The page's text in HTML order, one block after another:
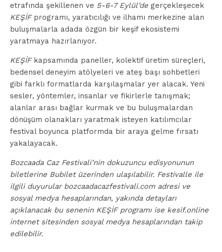
etrafında şekillenen ve 5-6-7 Eylül’de gerçekleşecek
KEŞİFprogramı, yaratıcılığı ve ilhamı merkezine alan
buluşmalarla adada özgün bir keşif ekosistemi
yaratmaya hazırlanıyor.
KEŞİFkapsamında paneller, kolektif üretim süreçleri,
bedensel deneyim atölyeleri ve ateş başı sohbetleri
gibi farklı formatlarda karşılaşmalar yer alacak. Yeni
sesler, yöntemler, insanlar ve fikirlerle tanışmak;
alanlar arası bağlar kurmak ve bu buluşmalardan
dönüşüm olanakları yaratmak isteyen katılımcılar
festival boyunca platformda bir araya gelme fırsatı
yakalayacak.
Bozcaada Caz Festivali’nin dokuzuncu edisyonunun
biletlerine Bubilet üzerinden ulaşılabilir. Festivalle ile
ilgili duyurular bozcaadacazfestivali.com adresi ve
sosyal medya hesaplarından, yakında detayları
açıklanacak bu senenin KEŞİF programı ise kesif.online
internet sitesinden sosyal medya hesaplarından takip
edilebilir.